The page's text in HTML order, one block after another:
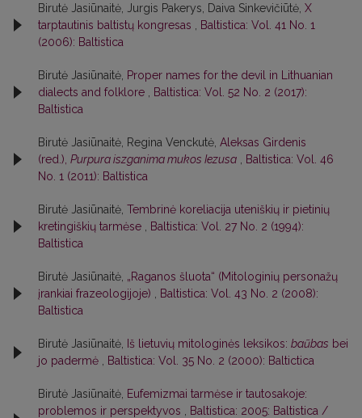
Birutė Jasiūnaitė, Jurgis Pakerys, Daiva Sinkevičiūtė, X
tarptautinis baltistų kongresas
Baltistica: Vol. 41 No. 1
(2006): Baltistica
Birutė Jasiūnaitė, Proper names for the devil in Lithuanian
dialects and folklore
Baltistica: Vol. 52 No. 2 (2017):
Baltistica
Birutė Jasiūnaitė, Regina Venckutė, Aleksas Girdenis
(red.), Purpura iszganima mukos Iezusa
Baltistica: Vol. 46
No. 1 (2011): Baltistica
Birutė Jasiūnaitė, Tembrinė koreliacija uteniškių ir pietinių
kretingiškių tarmėse
Baltistica: Vol. 27 No. 2 (1994):
Baltistica
Birutė Jasiūnaitė, „Raganos šluota“ (Mitologinių personažų
įrankiai frazeologijoje)
Baltistica: Vol. 43 No. 2 (2008):
Baltistica
Birutė Jasiūnaitė, Iš lietuvių mitologinės leksikos: baũbas bei
jo padermė
Baltistica: Vol. 35 No. 2 (2000): Baltictica
Birutė Jasiūnaitė, Eufemizmai tarmėse ir tautosakoje:
problemos ir perspektyvos
Baltistica: 2005: Baltistica /